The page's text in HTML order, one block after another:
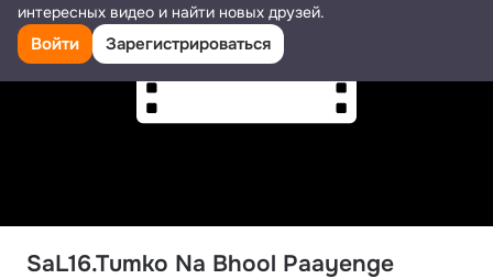
SaL16.Tumko Na Bhool Paayenge
интересных видео и найти новых друзей.
Войти Зарегистрироваться